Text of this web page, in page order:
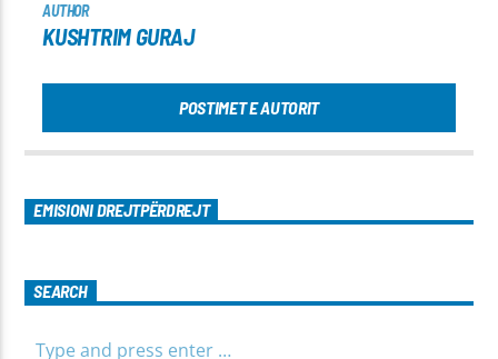
AUTHOR
KUSHTRIM GURAJ
POSTIMET E AUTORIT
EMISIONI DREJTPËRDREJT
SEARCH